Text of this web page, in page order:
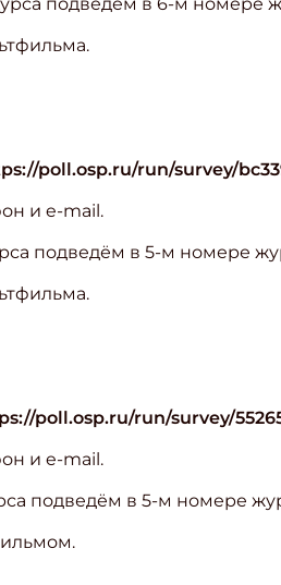
poll.osp.ru/run/survey/
и e-mail.
подведём в 5-м номере
poll.osp.ru/run/survey/
и e-mail.
подведём в 5-м номере